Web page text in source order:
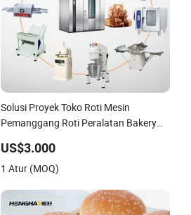
Solusi Proyek Toko Roti Mesin
Pemanggang Roti Peralatan Bakery
US$3.000
1 Atur (MOQ)